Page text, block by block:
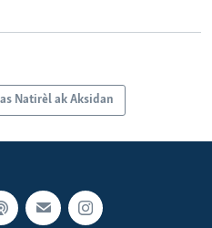
Natirèl ak Aksidan